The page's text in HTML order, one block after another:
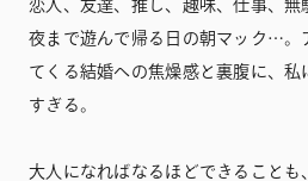
恋人、友達、推し、趣味、仕事、無
夜まで遊んで帰る日の朝マック…。
てくる結婚への焦燥感と裏腹に、
すぎる。
大人になればなるほどできることも